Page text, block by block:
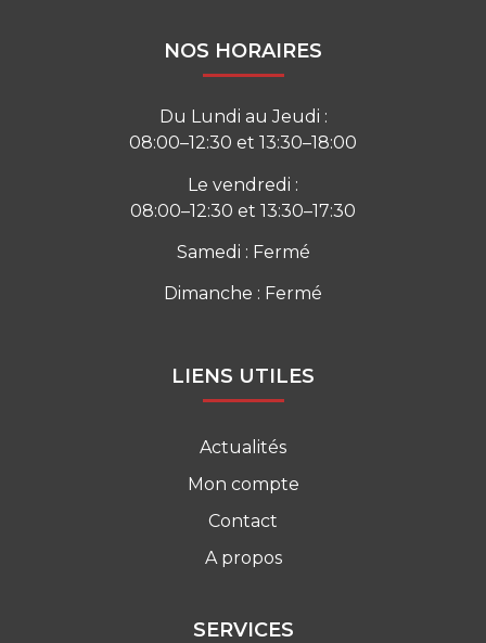
NOS HORAIRES
Du Lundi au Jeudi :
08:00–12:30 et 13:30–18:00
Le vendredi :
08:00–12:30 et 13:30–17:30
Samedi : Fermé
Dimanche : Fermé
LIENS UTILES
Actualités
Mon compte
Contact
A propos
SERVICES